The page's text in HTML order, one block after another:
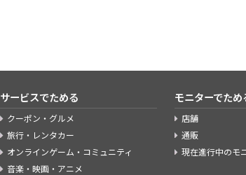
サービスでためる
クーポン・グルメ
旅行・レンタカー
オンラインゲーム・コミュニティ
音楽・映画・アニメ
モニターでため
店舗
通販
現在進行中のモ